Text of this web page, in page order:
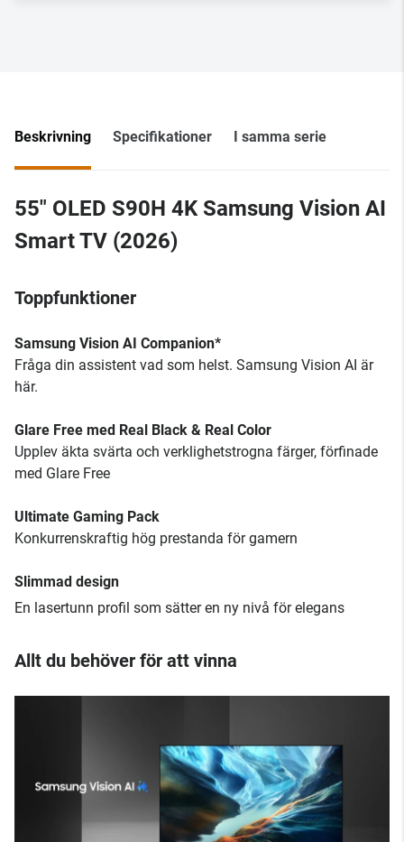
Beskrivning Specifikationer I samma serie
55" OLED S90H 4K Samsung Vision AI
Smart TV (2026)
Toppfunktioner
Samsung Vision AI Companion*
Fråga din assistent vad som helst. Samsung Vision AI är
här.
Glare Free med Real Black & Real Color
Upplev äkta svärta och verklighetstrogna färger, förfinade
med Glare Free
Ultimate Gaming Pack
Konkurrenskraftig hög prestanda för gamern
Slimmad design
En lasertunn profil som sätter en ny nivå för elegans
Allt du behöver för att vinna